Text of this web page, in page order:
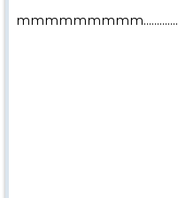
mmmmmmmmm.............